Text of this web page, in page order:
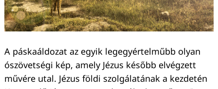
A páskaáldozat az egyik legegyértelműbb olyan
ószövetségi kép, amely Jézus később elvégzett
művére utal. Jézus földi szolgálatának a kezdetén
Keresés: